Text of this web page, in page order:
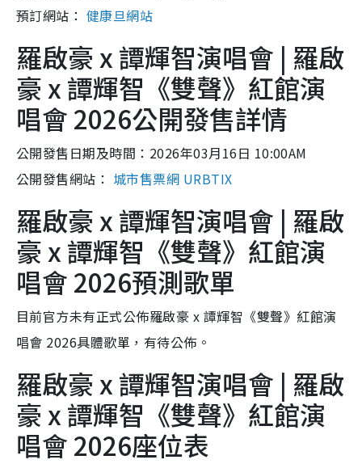
預訂網站： 健康旦網站
羅啟豪 x 譚輝智演唱會 | 羅啟
豪 x 譚輝智《雙聲》紅館演
唱會 2026公開發售詳情
公開發售日期及時間：2026年03月16日 10:00AM
公開發售網站： 城市售票網 URBTIX
羅啟豪 x 譚輝智演唱會 | 羅啟
豪 x 譚輝智《雙聲》紅館演
唱會 2026預測歌單
目前官方未有正式公佈羅啟豪 x 譚輝智《雙聲》紅館演
唱會 2026具體歌單，有待公佈。
羅啟豪 x 譚輝智演唱會 | 羅啟
豪 x 譚輝智《雙聲》紅館演
唱會 2026座位表